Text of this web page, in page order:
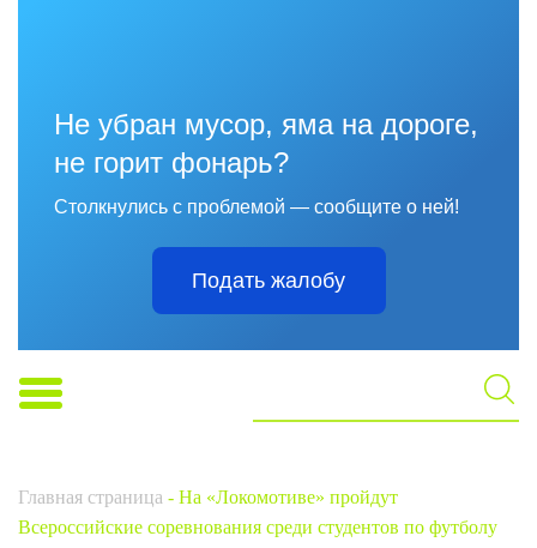
Не убран мусор, яма на дороге,
не горит фонарь?
Столкнулись с проблемой — сообщите о ней!
Подать жалобу
Главная страница - На «Локомотиве» пройдут
Всероссийские соревнования среди студентов по футболу